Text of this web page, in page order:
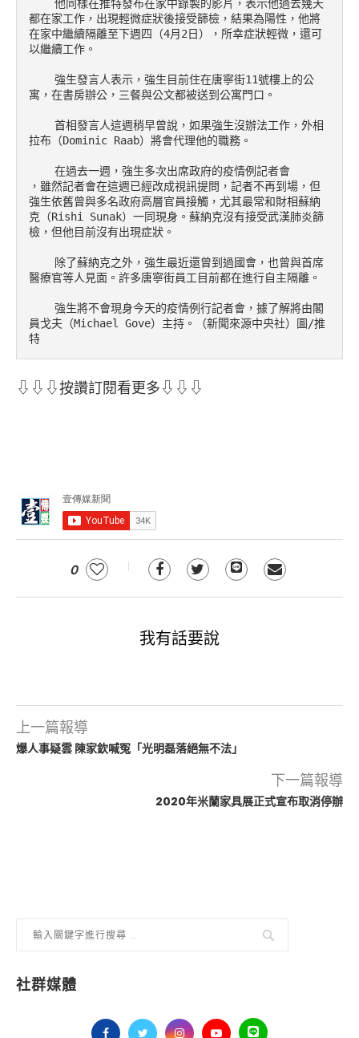
都在家工作，出現輕微症狀後接受篩檢，結果為陽性，他將
在家中繼續隔離至下週四（4月2日），所幸症狀輕微，還可
以繼續工作。
寓，在書房辦公，三餐與公文都被送到公寓門口。
拉布（Dominic Raab）將會代理他的職務。
，雖然記者會在這週已經改成視訊提問，記者不再到場，但
強生依舊曾與多名政府高層官員接觸，尤其最常和財相蘇納
克（Rishi Sunak）一同現身。蘇納克沒有接受武漢肺炎篩
檢，但他目前沒有出現症狀。
醫療官等人見面。許多唐寧街員工目前都在進行自主隔離。
員戈夫（Michael Gove）主持。（新聞來源中央社）圖/推
特
⇩⇩⇩按讚訂閱看更多⇩⇩⇩
0
我有話要說
上一篇報導
爆人事疑雲 陳家欽喊冤「光明磊落絕無不法」
下一篇報導
2020年米蘭家具展正式宣布取消停辦
社群媒體